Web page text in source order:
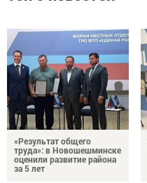
«Результат общего
труда»: в Новошешминске
оценили развитие района
за 5 лет